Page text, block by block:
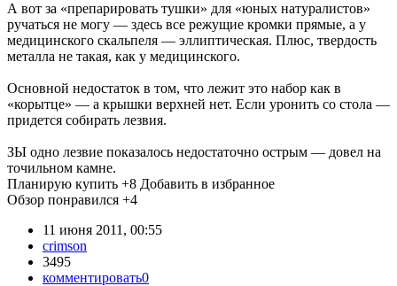
А вот за «препарировать тушки» для «юных натуралистов»
ручаться не могу — здесь все режущие кромки прямые, а у
медицинского скальпеля — эллиптическая. Плюс, твердость
металла не такая, как у медицинского.
Основной недостаток в том, что лежит это набор как в
«корытце» — а крышки верхней нет. Если уронить со стола —
придется собирать лезвия.
ЗЫ одно лезвие показалось недостаточно острым — довел на
точильном камне.
Планирую купить +8 Добавить в избранное
Обзор понравился +4
11 июня 2011, 00:55
crimson
3495
комментировать0